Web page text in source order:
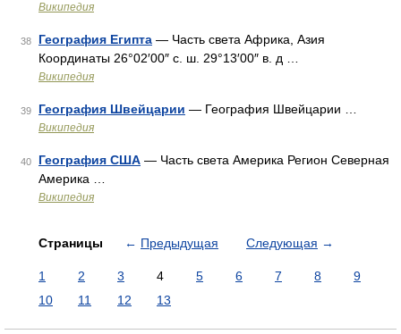
Википедия
38 География Египта — Часть света Африка, Азия
Координаты 26°02′00″ с. ш. 29°13′00″ в. д …
Википедия
39 География Швейцарии — География Швейцарии …
Википедия
40 География США — Часть света Америка Регион Северная
Америка …
Википедия
Страницы ← Предыдущая Следующая →
1 2 3 4 5 6 7 8
9
10
11 12 13